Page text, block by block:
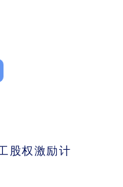
股权激励计